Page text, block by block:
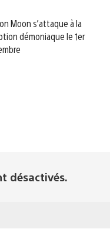
Moon s’attaque à la
démoniaque le 1er
désactivés.